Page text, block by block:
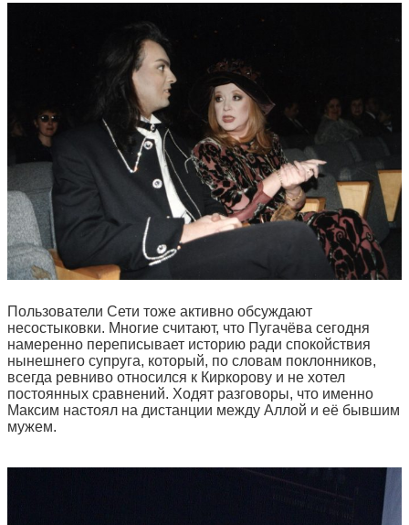
Пользователи Сети тоже активно обсуждают
несостыковки. Многие считают, что Пугачёва сегодня
намеренно переписывает историю ради спокойствия
нынешнего супруга, который, по словам поклонников,
всегда ревниво относился к Киркорову и не хотел
постоянных сравнений. Ходят разговоры, что именно
Максим настоял на дистанции между Аллой и её бывшим
мужем.